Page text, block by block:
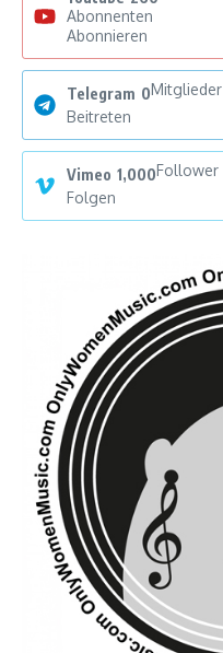
Abonnenten
Abonnieren
Telegram 0Mitglieder
Beitreten
Vimeo 1,000Follower
Folgen